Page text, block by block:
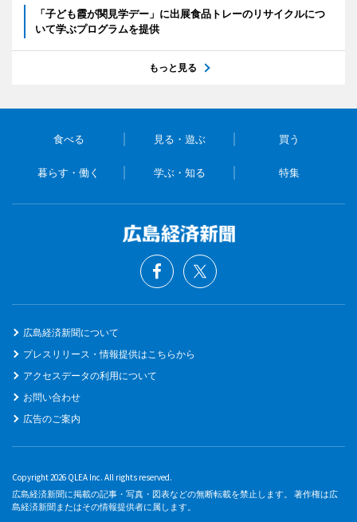
「子ども霞が関見学デー」に出展食品トレーのリサイクルにつ
いて学ぶプログラムを提供
もっと見る
食べる 見る・遊ぶ 買う
暮らす・働く 学ぶ・知る 特集
広島経済新聞について
プレスリリース・情報提供はこちらから
アクセスデータの利用について
お問い合わせ
広告のご案内
Copyright 2026 QLEA Inc. All rights reserved.
広島経済新聞に掲載の記事・写真・図表などの無断転載を禁止します。 著作権は広
島経済新聞またはその情報提供者に属します。